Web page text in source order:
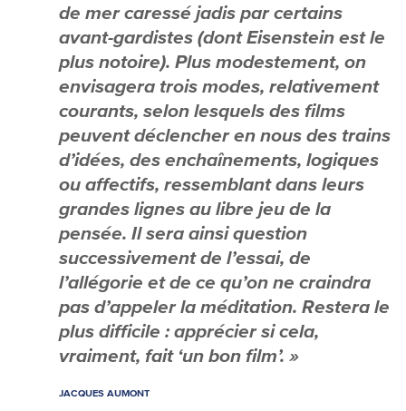
de mer caressé jadis par certains
avant-gardistes (dont Eisenstein est le
plus notoire). Plus modestement, on
envisagera trois modes, relativement
courants, selon lesquels des films
peuvent déclencher en nous des trains
d’idées, des enchaînements, logiques
ou affectifs, ressemblant dans leurs
grandes lignes au libre jeu de la
pensée. Il sera ainsi question
successivement de l’essai, de
l’allégorie et de ce qu’on ne craindra
pas d’appeler la méditation. Restera le
plus difficile : apprécier si cela,
vraiment, fait ‘un bon film’. »
JACQUES AUMONT